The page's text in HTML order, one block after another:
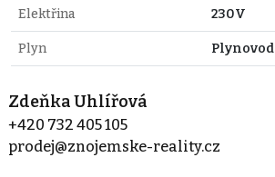
Elektřina 230V
Plyn Plynovod
Zdeňka Uhlířová
+420 732 405 105
prodej@znojemske-reality.cz